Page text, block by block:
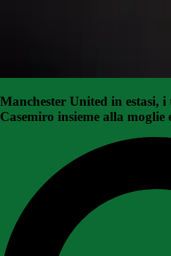
Manchester United in estasi,
Casemiro insieme alla moglie